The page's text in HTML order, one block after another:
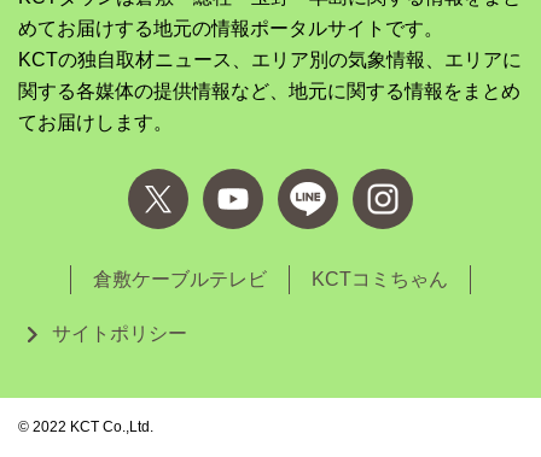
めてお届けする地元の情報ポータルサイトです。
KCTの独自取材ニュース、エリア別の気象情報、エリアに
関する各媒体の提供情報など、地元に関する情報をまとめ
てお届けします。
倉敷ケーブルテレビ KCTコミちゃん
サイトポリシー
©︎ 2022 KCT Co.,Ltd.